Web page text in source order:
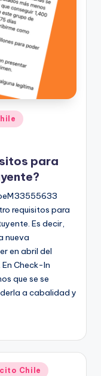
para
requisitos para
Es decir,
nueva
en abril del
Check-In
que se se
a cabalidad y
Chile